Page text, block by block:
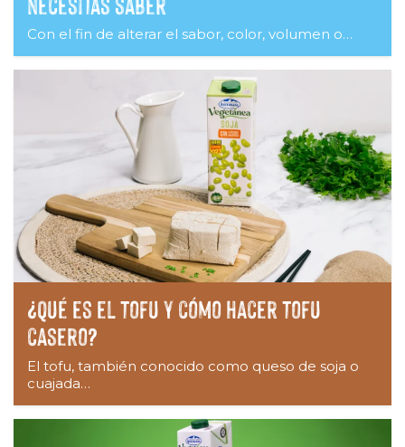
Con el fin de alterar el sabor, color, volumen o…
¿Qué es el tofu y cómo hacer tofu
casero?
El tofu, también conocido como queso de soja o
cuajada…